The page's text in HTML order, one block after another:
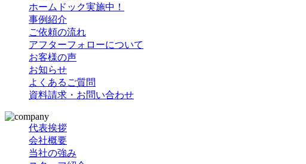
ホームドック実施中！
事例紹介
ご依頼の流れ
アフターフォローについて
お客様の声
お知らせ
よくあるご質問
資料請求・お問い合わせ
代表挨拶
会社概要
当社の強み